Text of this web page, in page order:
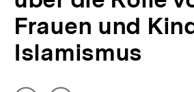
Frauen und
Islamismus